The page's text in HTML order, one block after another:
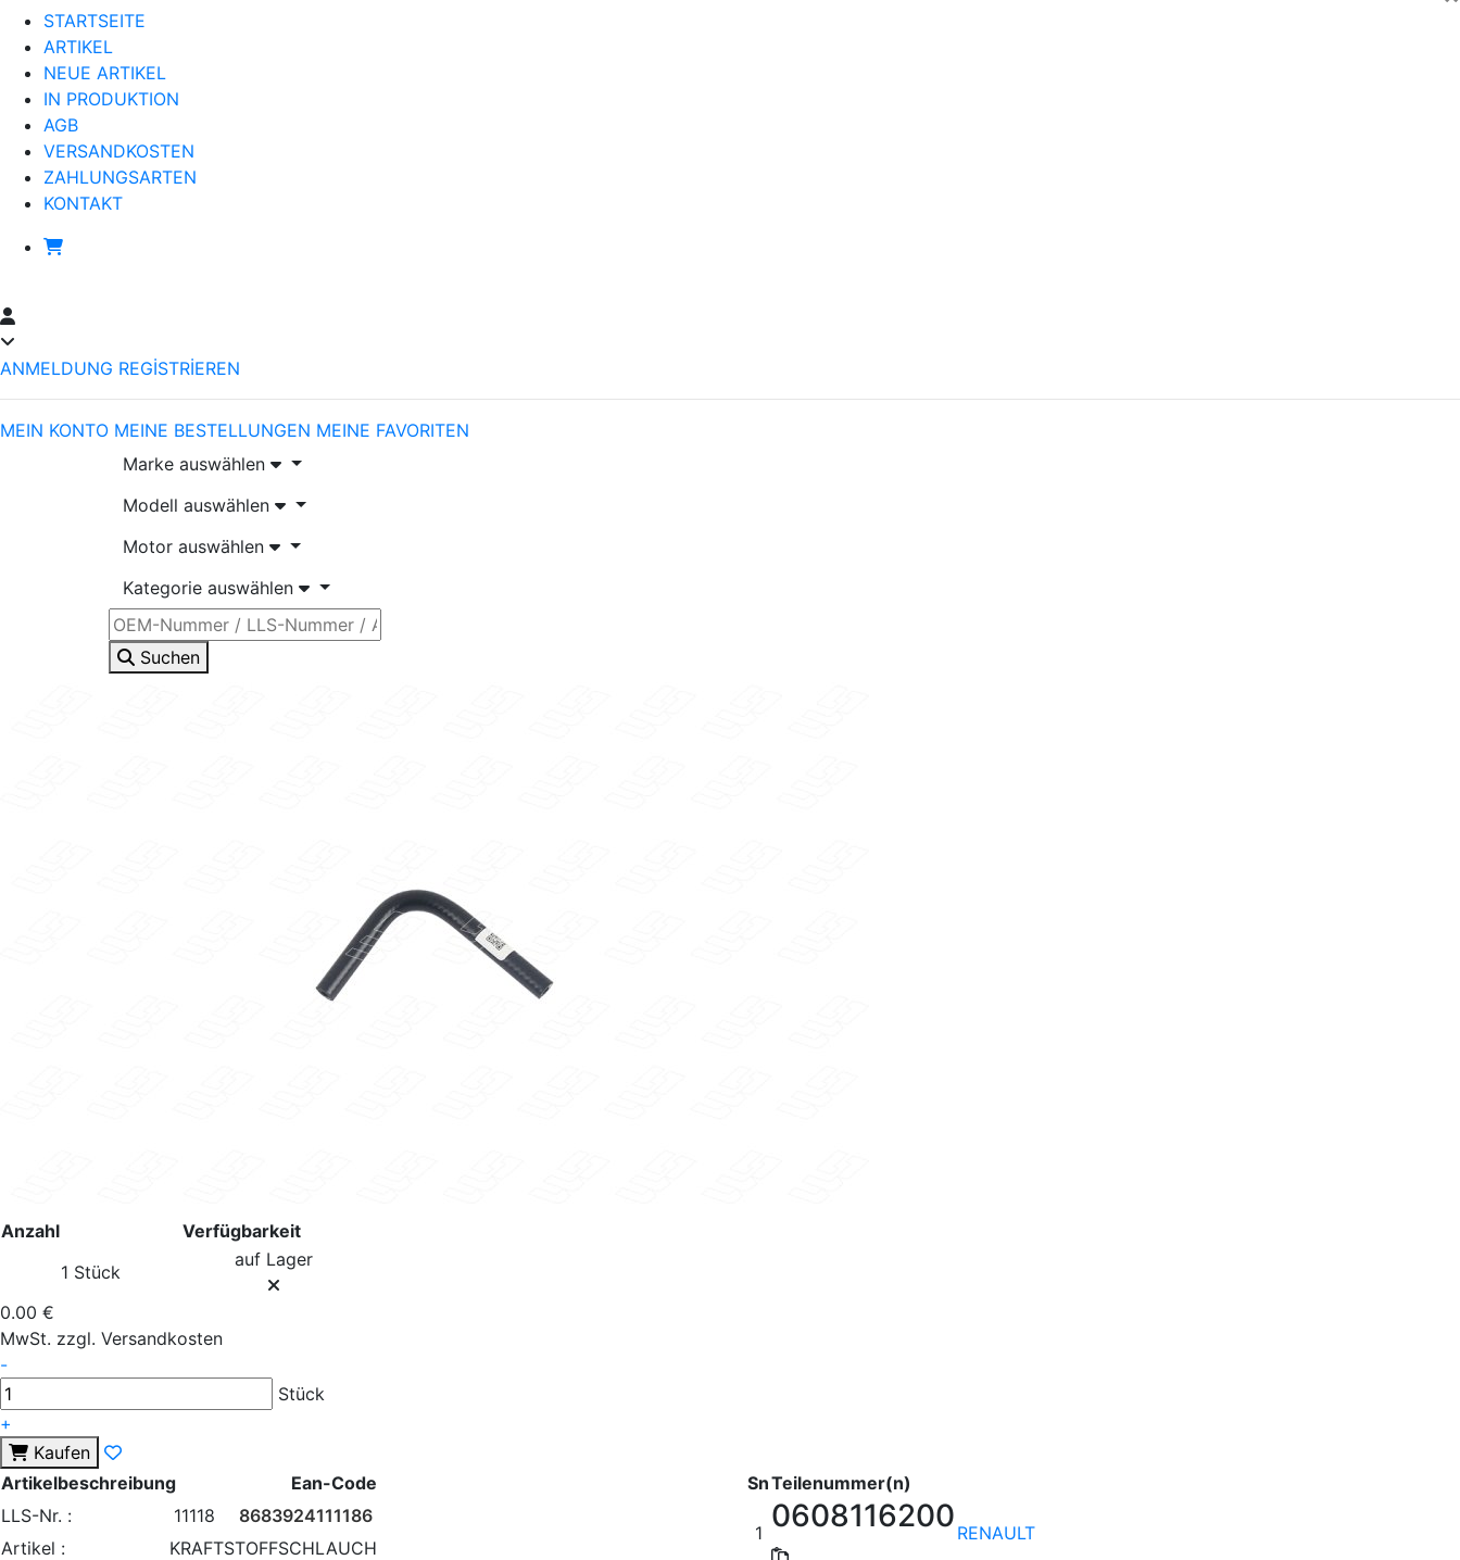
STARTSEITE
ARTIKEL
NEUE ARTIKEL
IN PRODUKTION
AGB
VERSANDKOSTEN
ZAHLUNGSARTEN
KONTAKT
ANMELDUNG REGİSTRİEREN
MEIN KONTO MEINE BESTELLUNGEN MEINE FAVORITEN
Marke auswählen
Modell auswählen
Motor auswählen
Kategorie auswählen
Suchen
Anzahl
Verfügbarkeit
1 Stück
auf Lager
0.00 €
MwSt. zzgl. Versandkosten
-
Stück
+
Kaufen
Artikelbeschreibung
Ean-Code
LLS-Nr. :
11118
8683924111186
Artikel :
KRAFTSTOFFSCHLAUCH
SnTeilenummer(n)
1 0608116200 RENAULT